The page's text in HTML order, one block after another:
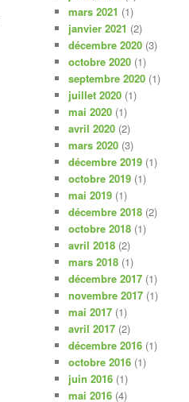
mars 2021 (1)
janvier 2021 (2)
décembre 2020 (3)
octobre 2020 (1)
septembre 2020 (1)
juillet 2020 (1)
mai 2020 (1)
avril 2020 (2)
mars 2020 (3)
décembre 2019 (1)
octobre 2019 (1)
mai 2019 (1)
décembre 2018 (2)
octobre 2018 (1)
avril 2018 (2)
mars 2018 (1)
décembre 2017 (1)
novembre 2017 (1)
mai 2017 (1)
avril 2017 (2)
décembre 2016 (1)
octobre 2016 (1)
juin 2016 (1)
mai 2016 (4)